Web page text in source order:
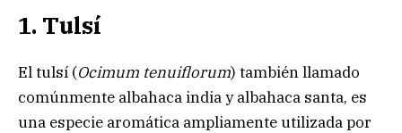
1. Tulsí
El tulsí (Ocimum tenuiflorum) también llamado
comúnmente albahaca india y albahaca santa, es
una especie aromática ampliamente utilizada por